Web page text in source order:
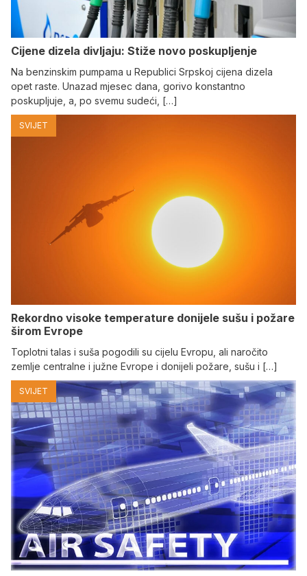
Cijene dizela divljaju: Stiže novo poskupljenje
Na benzinskim pumpama u Republici Srpskoj cijena dizela
opet raste. Unazad mjesec dana, gorivo konstantno
poskupljuje, a, po svemu sudeći, […]
SVIJET
Rekordno visoke temperature donijele sušu i požare
širom Evrope
Toplotni talas i suša pogodili su cijelu Evropu, ali naročito
zemlje centralne i južne Evrope i donijeli požare, sušu i […]
SVIJET